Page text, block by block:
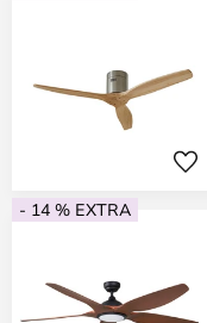
- 14 % EXTRA